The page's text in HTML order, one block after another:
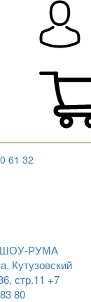
61 32
РУМА
Кутузовский
стр.11 +7
80